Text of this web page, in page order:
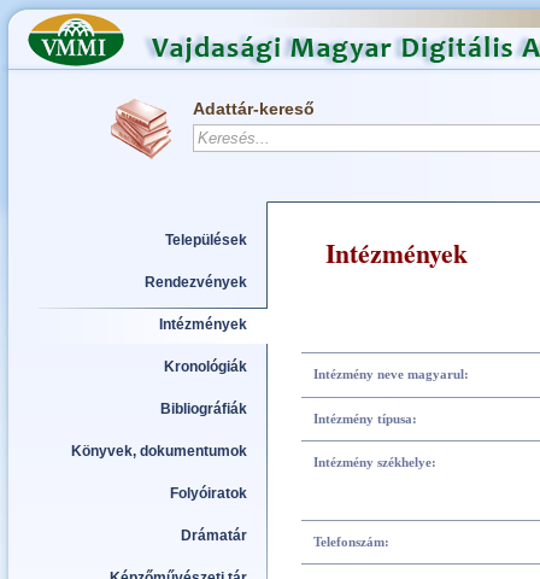
Adattár-kereső
Települések
Rendezvények
Intézmények
Kronológiák
Bibliográfiák
Könyvek, dokumentumok
Folyóiratok
Drámatár
Intézmények
Intézmény neve magyarul:
Intézmény típusa:
Intézmény székhelye:
Telefonszám: